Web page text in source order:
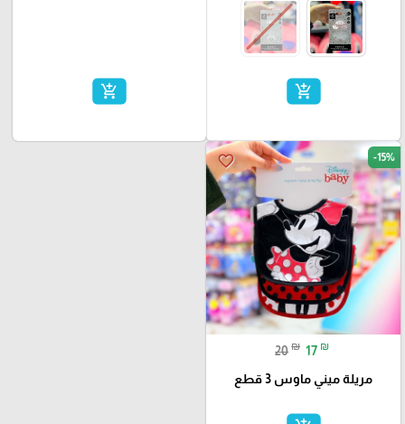
add_shopping_cart
add_shopping_cart
favorite_border -15%
20 ₪ 17 ₪
مريلة ميني ماوس 3 قطع